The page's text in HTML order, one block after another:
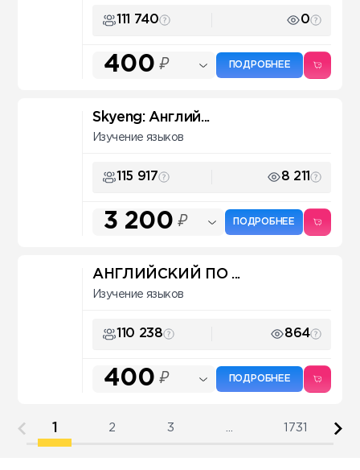
111 740 0
400 ₽ ПОДРОБНЕЕ
Skyeng: Англий...
Изучение языков
115 917 8 211
3 200 ₽ ПОДРОБНЕЕ
АНГЛИЙСКИЙ ПО ...
Изучение языков
110 238 864
400 ₽ ПОДРОБНЕЕ
1 2 3 1731